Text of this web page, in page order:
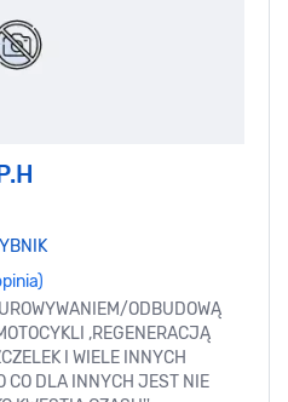
ODBUDOWĄ
,REGENERACJĄ
I WIELE INNYCH
CO DLA INNYCH JEST NIE